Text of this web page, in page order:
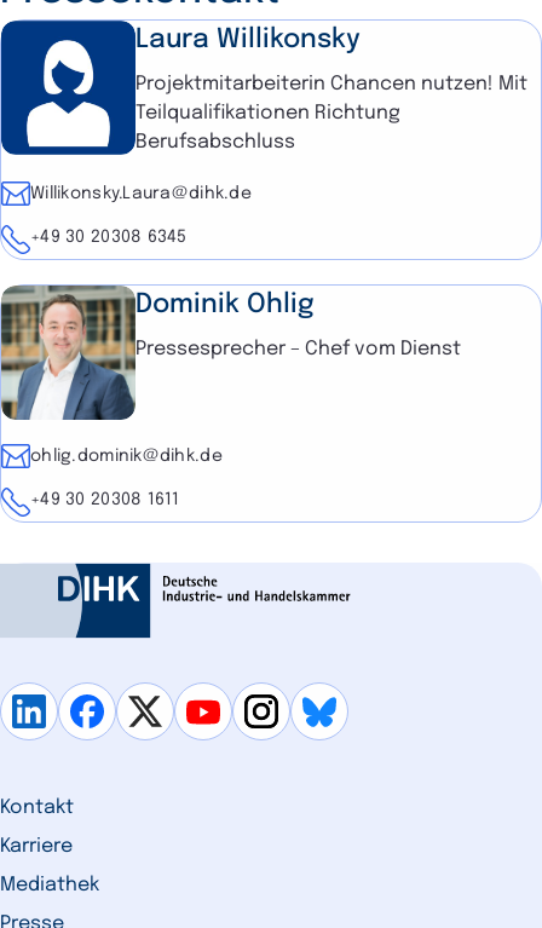
Laura Willikonsky
Projektmitarbeiterin Chancen nutzen! Mit
Teilqualifikationen Richtung
Berufsabschluss
E-MailWillikonsky.Laura@dihk.de
Telefon
+49 30 20308 6345
Dominik Ohlig
Pressesprecher – Chef vom Dienst
E-Mailohlig.dominik@dihk.de
Telefon
+49 30 20308 1611
Kontakt
Karriere
Mediathek
Presse